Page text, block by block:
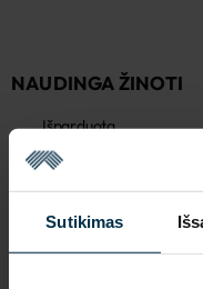
Sutikimas
NAUDINGA ŽINOTI
Išparduota
Garantija - 2 metai
Grąžinimas - 14 dienų
Pagaminta Lietuvoje,